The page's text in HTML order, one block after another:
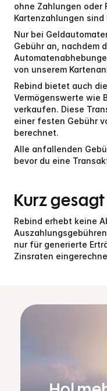
ohne Zahlungen oder
Kartenzahlungen sind
Nur bei
Gebühr an, nachdem
von unserem
Rebind bietet auch
Vermögenswerte wie
verkaufen. Diese
einer festen Gebühr
berechnet.
Alle anfallenden
bevor du eine
Kurz gesagt
Rebind erhebt keine
nur für generierte
Zinsraten